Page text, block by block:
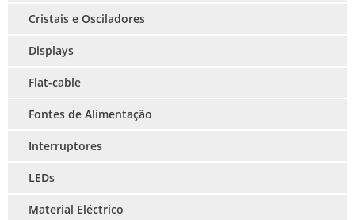
Cristais e Osciladores
Displays
Flat-cable
Fontes de Alimentação
Interruptores
LEDs
Material Eléctrico